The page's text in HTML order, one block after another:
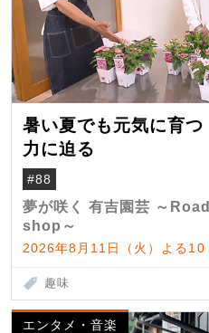
暑い夏でも元気に育
力に迫る
#88
夢が咲く 有吉園芸 ～
shop～
2026年8月11日（火）よる
趣味
エンタメ・音楽